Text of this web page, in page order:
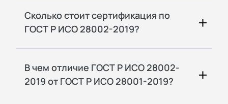
Сколько стоит сертификация по
ГОСТ Р ИСО 28002-2019?
В чем отличие ГОСТ Р ИСО 28002-
2019 от ГОСТ Р ИСО 28001-2019?